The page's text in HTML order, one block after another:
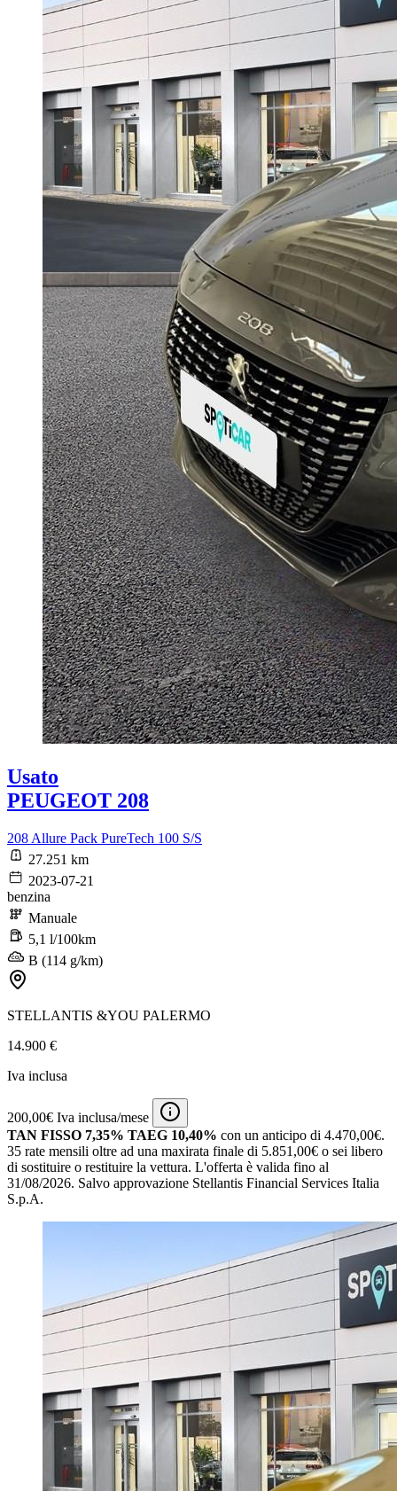
Usato
PEUGEOT 208
208 Allure Pack PureTech 100 S/S
27.251 km
2023-07-21
benzina
Manuale
5,1 l/100km
B (114 g/km)
STELLANTIS &YOU PALERMO
14.900 €
Iva inclusa
200,00€ Iva inclusa/mese
TAN FISSO 7,35% TAEG 10,40% con un anticipo di 4.470,00€.
35 rate mensili oltre ad una maxirata finale di 5.851,00€ o sei libero
di sostituire o restituire la vettura. L'offerta è valida fino al
31/08/2026. Salvo approvazione Stellantis Financial Services Italia
S.p.A.